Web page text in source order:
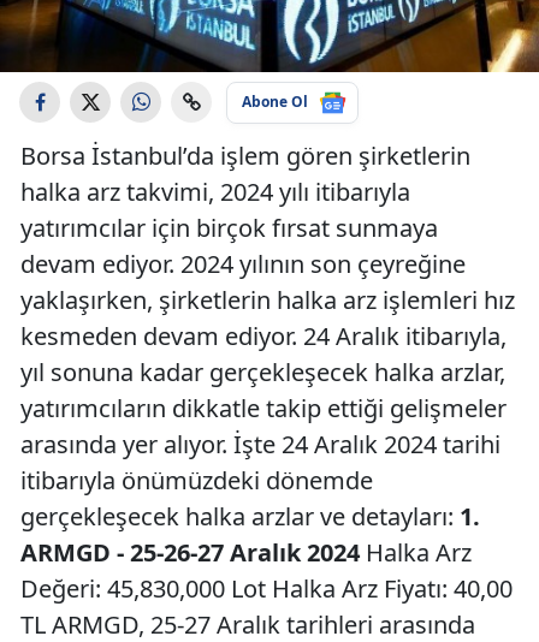
Abone Ol
Borsa İstanbul’da işlem gören şirketlerin
halka arz takvimi, 2024 yılı itibarıyla
yatırımcılar için birçok fırsat sunmaya
devam ediyor. 2024 yılının son çeyreğine
yaklaşırken, şirketlerin halka arz işlemleri hız
kesmeden devam ediyor. 24 Aralık itibarıyla,
yıl sonuna kadar gerçekleşecek halka arzlar,
yatırımcıların dikkatle takip ettiği gelişmeler
arasında yer alıyor. İşte 24 Aralık 2024 tarihi
itibarıyla önümüzdeki dönemde
gerçekleşecek halka arzlar ve detayları: 1.
ARMGD - 25-26-27 Aralık 2024 Halka Arz
Değeri: 45,830,000 Lot Halka Arz Fiyatı: 40,00
TL ARMGD, 25-27 Aralık tarihleri arasında